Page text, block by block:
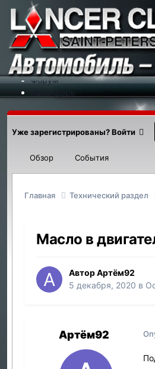
Меню
На сайт
Форум
Календарь
Новости
Контакты
Уже зарегистрированы? Войти
Обзор События
Главная Технический раздел
Масло в
АвторАртём92
5 декабря, 2020 в
Артём92